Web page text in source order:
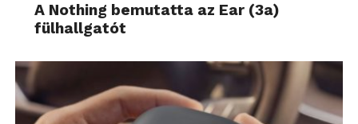
A Nothing bemutatta az Ear (3a)
fülhallgatót